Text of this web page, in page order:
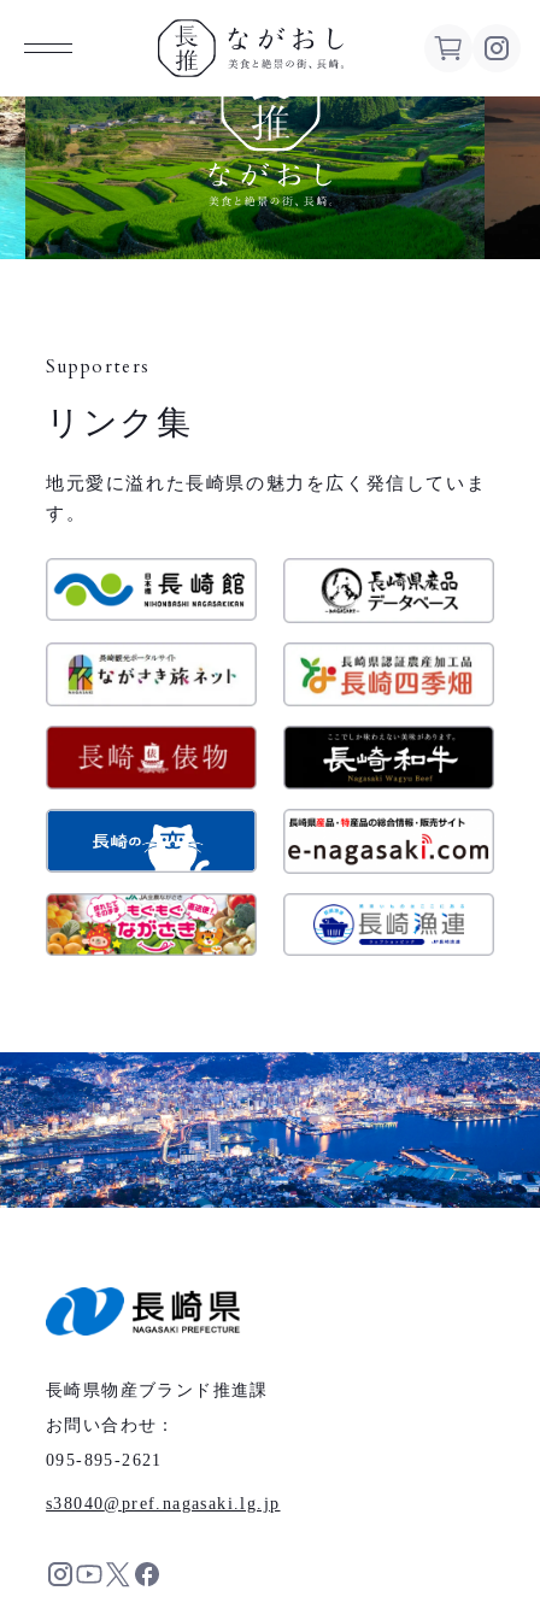
ながお
し 美食
と絶景の
Supporters
リンク集
地元愛に溢れた長崎県の魅力を広く発信していま
す。
長崎県物産ブランド推進課
お問い合わせ：
095-895-2621
s38040 pref.nagasaki.lg.jp